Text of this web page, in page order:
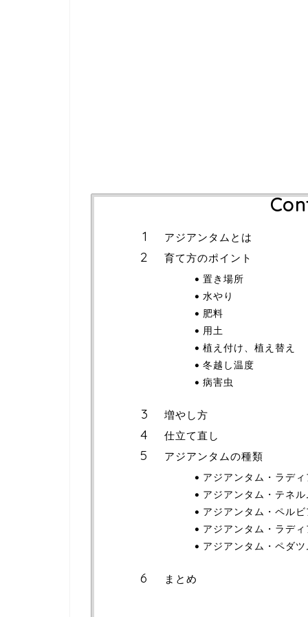
アジアンタムとは
育て方のポイント
置き場所
水やり
肥料
用土
植え付け、植え替え
冬越し温度
病害虫
増やし方
仕立て直し
アジアンタムの種類
アジアンタム・ラデ
アジアンタム・テネ
アジアンタム・ペル
アジアンタム・ラデ
アジアンタム・ペダ
まとめ